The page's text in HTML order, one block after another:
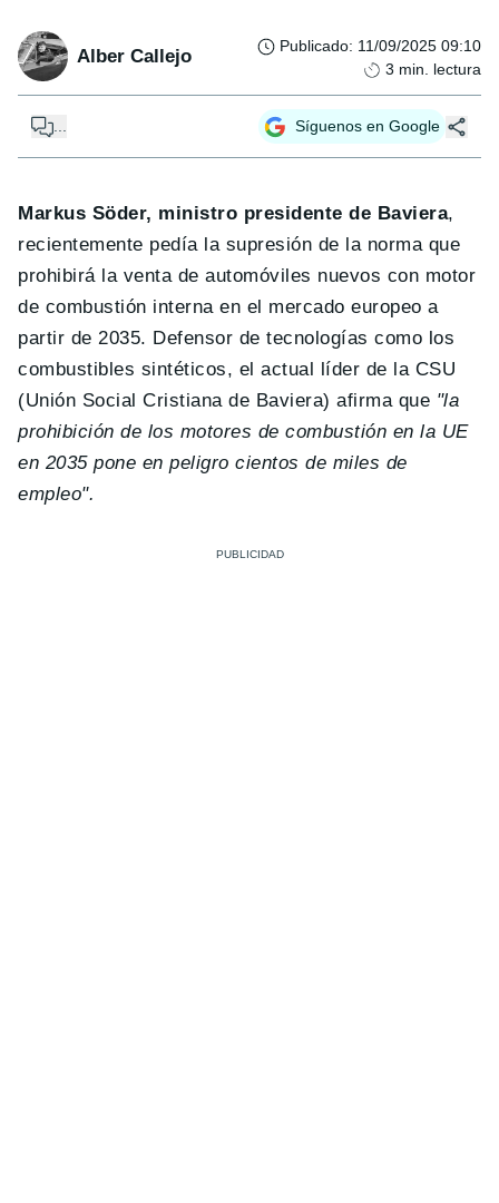
Alber Callejo Publicado: 11/09/2025 09:10
3 min. lectura
... Síguenos en Google
Markus Söder, ministro presidente de Baviera,
recientemente pedía la supresión de la norma que
prohibirá la venta de automóviles nuevos con motor
de combustión interna en el mercado europeo a
partir de 2035. Defensor de tecnologías como los
combustibles sintéticos, el actual líder de la CSU
(Unión Social Cristiana de Baviera) afirma que "la
prohibición de los motores de combustión en la UE
en 2035 pone en peligro cientos de miles de
empleo".